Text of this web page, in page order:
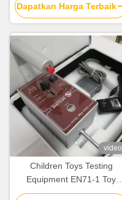
Dapatkan Harga Terbaik
video
Children Toys Testing
Equipment EN71-1 Toy
Safety Sharp Edge Tester